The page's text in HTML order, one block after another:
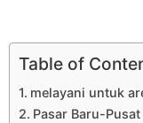
Table of
melayani untuk
Pasar Baru-